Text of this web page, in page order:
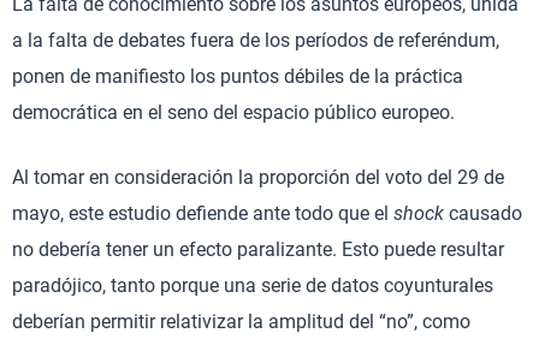
a la falta de debates fuera de los períodos de referéndum,
ponen de manifiesto los puntos débiles de la práctica
democrática en el seno del espacio público europeo.
Al tomar en consideración la proporción del voto del 29 de
mayo, este estudio defiende ante todo que el shock causado
no debería tener un efecto paralizante. Esto puede resultar
paradójico, tanto porque una serie de datos coyunturales
deberían permitir relativizar la amplitud del “no”, como